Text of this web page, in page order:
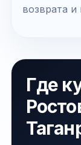
возврата и
Где